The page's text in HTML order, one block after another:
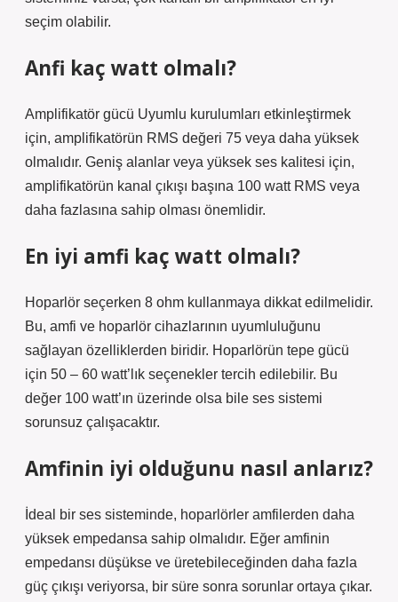
seçim olabilir.
Anfi kaç watt olmalı?
Amplifikatör gücü Uyumlu kurulumları etkinleştirmek
için, amplifikatörün RMS değeri 75 veya daha yüksek
olmalıdır. Geniş alanlar veya yüksek ses kalitesi için,
amplifikatörün kanal çıkışı başına 100 watt RMS veya
daha fazlasına sahip olması önemlidir.
En iyi amfi kaç watt olmalı?
Hoparlör seçerken 8 ohm kullanmaya dikkat edilmelidir.
Bu, amfi ve hoparlör cihazlarının uyumluluğunu
sağlayan özelliklerden biridir. Hoparlörün tepe gücü
için 50 – 60 watt’lık seçenekler tercih edilebilir. Bu
değer 100 watt’ın üzerinde olsa bile ses sistemi
sorunsuz çalışacaktır.
Amfinin iyi olduğunu nasıl anlarız?
İdeal bir ses sisteminde, hoparlörler amfilerden daha
yüksek empedansa sahip olmalıdır. Eğer amfinin
empedansı düşükse ve üretebileceğinden daha fazla
güç çıkışı veriyorsa, bir süre sonra sorunlar ortaya çıkar.